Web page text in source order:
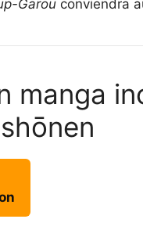
Garou conviendra
manga